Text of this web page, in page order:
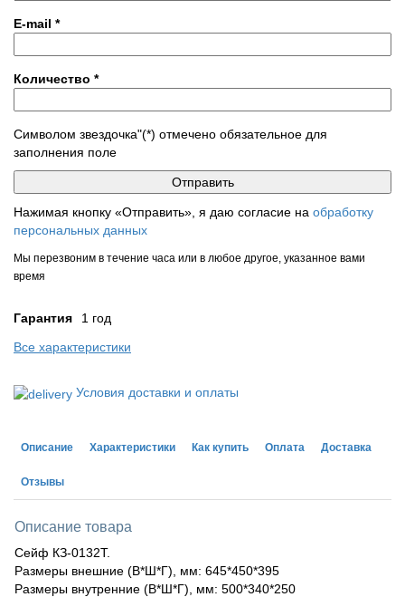
E-mail *
Количество *
Символом звездочка"(*) отмечено обязательное для
заполнения поле
Нажимая кнопку «Отправить», я даю согласие на обработку
персональных данных
Мы перезвоним в течение часа или в любое другое, указанное вами
время
Гарантия
1 год
Все характеристики
Условия доставки и оплаты
Описание Характеристики Как купить Оплата Доставка
Отзывы
Описание товара
Сейф КЗ-0132Т.
Размеры внешние (В*Ш*Г), мм: 645*450*395
Размеры внутренние (В*Ш*Г), мм: 500*340*250